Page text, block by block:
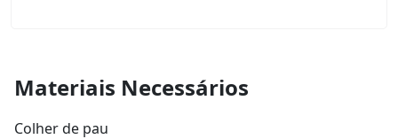
Materiais Necessários
Colher de pau